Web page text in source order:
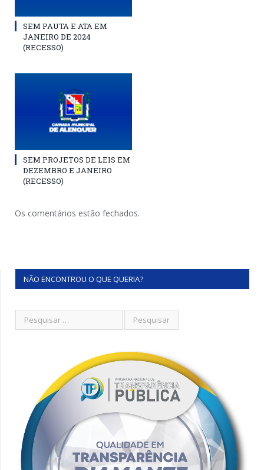
SEM PAUTA E ATA EM
JANEIRO DE 2024
(RECESSO)
SEM PROJETOS DE LEIS EM
DEZEMBRO E JANEIRO
(RECESSO)
Os comentários estão fechados.
NÃO ENCONTROU O QUE QUERIA?